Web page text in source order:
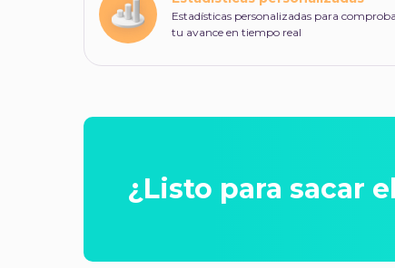
Estadísticas personalizadas para
tu avance en tiempo real
¿Listo para sacar